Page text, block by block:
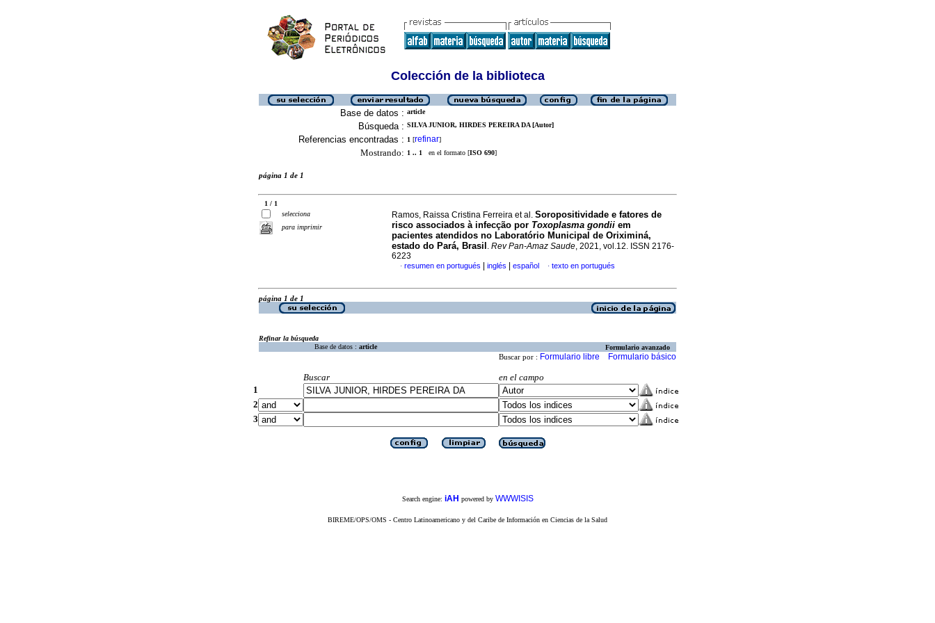
Colección de la biblioteca
Base de datos : article
Búsqueda : SILVA JUNIOR, HIRDES PEREIRA DA [Autor]
Referencias encontradas : 1 [refinar]
Mostrando: 1 .. 1 en el formato [ISO 690]
página 1 de 1
1 / 1
selecciona
para imprimir
Ramos, Raissa Cristina Ferreira et al. Soropositividade e fatores de
risco associados à infecção por Toxoplasma gondii em
pacientes atendidos no Laboratório Municipal de Oriximiná,
estado do Pará, Brasil . Rev Pan-Amaz Saude, 2021, vol.12. ISSN 2176-
6223
· resumen en portugués inglés español · texto en portugués
página 1 de 1
Refinar la búsqueda
Base de datos : article Formulario avanzado
Buscar por : Formulario libre Formulario básico
Buscar
en el campo
1
2
3
Search engine: iAH powered by WWWISIS
BIREME/OPS/OMS - Centro Latinoamericano y del Caribe de Información en Ciencias de la Salud